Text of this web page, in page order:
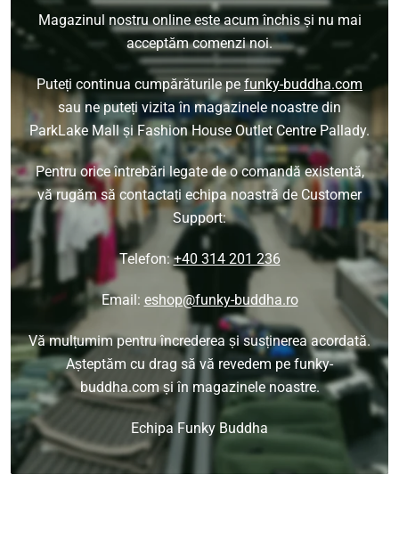
Magazinul nostru online este acum închis și nu mai
acceptăm comenzi noi.
Puteți continua cumpărăturile pe funky-buddha.com
sau ne puteți vizita în magazinele noastre din
ParkLake Mall și Fashion House Outlet Centre Pallady.
Pentru orice întrebări legate de o comandă existentă,
vă rugăm să contactați echipa noastră de Customer
Support:
Telefon:+40 314 201 236
Email: eshop@funky-buddha.ro
Vă mulțumim pentru încrederea și susținerea acordată.
Așteptăm cu drag să vă revedem pe funky-
buddha.com și în magazinele noastre.
Echipa Funky Buddha